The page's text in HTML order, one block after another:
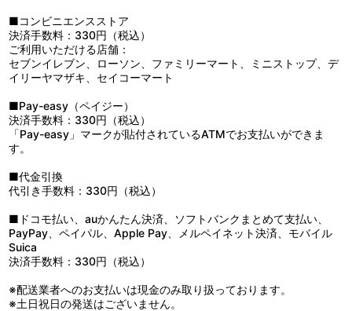
■コンビニエンスストア
決済手数料：330円（税込）
ご利用いただける店舗：
セブンイレブン、ローソン、ファミリーマート、ミニストップ、デ
イリーヤマザキ、セイコーマート
■Pay-easy（ペイジー）
決済手数料：330円（税込）
「Pay-easy」マークが貼付されているATMでお支払いができま
す。
■代金引換
代引き手数料：330円（税込）
■ドコモ払い、auかんたん決済、ソフトバンクまとめて支払い、
PayPay、ペイパル、Apple Pay、メルペイネット決済、モバイル
Suica
決済手数料：330円（税込）
※配送業者へのお支払いは現金のみ取り扱っております。
※土日祝日の発送はございません。